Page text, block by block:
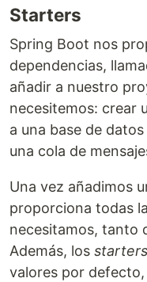
Starters
Spring Boot nos
dependencias,
añadir a nuestro
necesitemos: crear
a una base de
una cola de
Una vez añadimos
proporciona todas
necesitamos, tanto
Además, los starters
valores por